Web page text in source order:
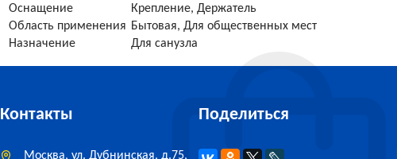
Оснащение
Крепление, Держатель
Область применения Бытовая, Для общественных мест
Назначение
Для санузла
Поделиться
Контакты
Москва, ул. Дубнинская, д.75,